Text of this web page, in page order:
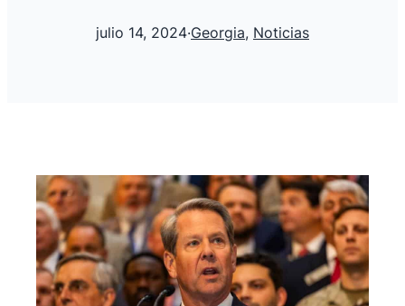
julio 14, 2024·Georgia, Noticias